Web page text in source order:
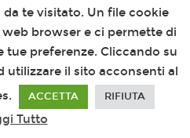
te visitato. Un file cookie
browser e ci permette di
tue preferenze. Cliccando su
il sito acconsenti al
ACCETTA RIFIUTA
Tutto